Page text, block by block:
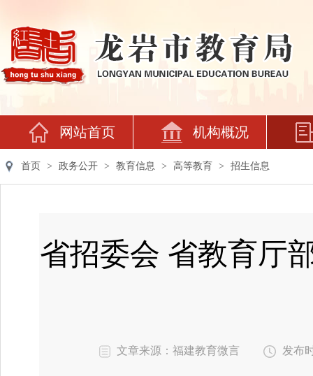
网站首页 机构概况
首页 > 政务公开 > 教育信息 > 高等教育 > 招生信息
省招委会 省教育厅
文章来源：福建教育微言 发布